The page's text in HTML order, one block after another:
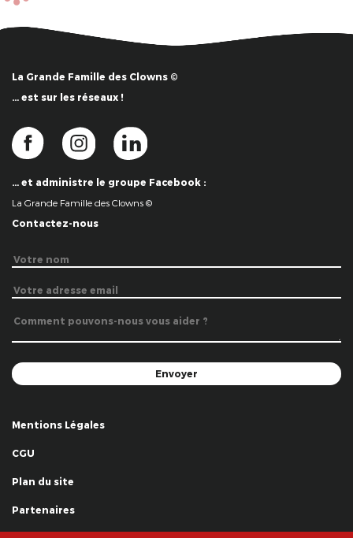
La Grande Famille des Clowns ©
… est sur les réseaux !
… et administre le groupe Facebook :
La Grande Famille des Clowns ©
Contactez-nous
Mentions Légales
CGU
Plan du site
Partenaires